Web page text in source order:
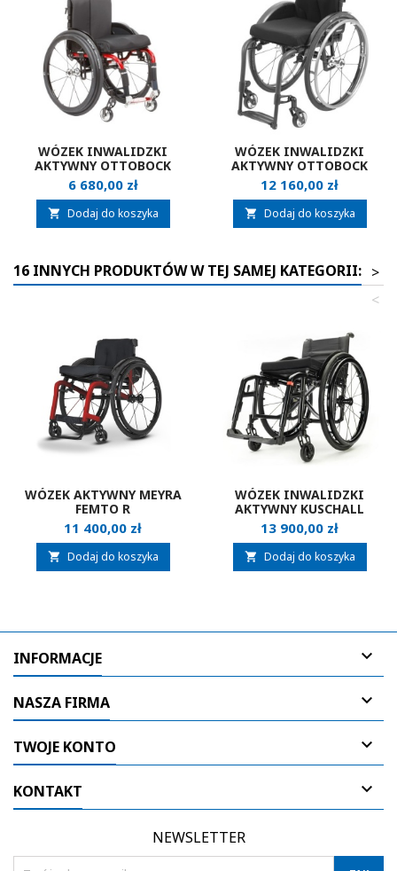
WÓZEK INWALIDZKI
AKTYWNY OTTOBOCK
VENTUS
Cena
6 680,00 zł
 Dodaj do koszyka
WÓZEK INWALIDZKI
AKTYWNY OTTOBOCK
ZENIT
Cena
12 160,00 zł
 Dodaj do koszyka
16 INNYCH PRODUKTÓW W TEJ SAMEJ KATEGORII: >
<
WÓZEK AKTYWNY MEYRA
FEMTO R
Cena
11 400,00 zł
 Dodaj do koszyka
WÓZEK INWALIDZKI
AKTYWNY KUSCHALL
COMPACT
Cena
13 900,00 zł
 Dodaj do koszyka
INFORMACJE 
NASZA FIRMA 
TWOJE KONTO 
KONTAKT 
NEWSLETTER